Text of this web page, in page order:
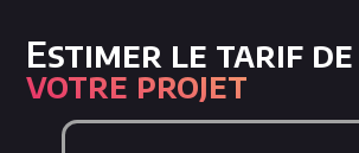
Estimer le tarif de
votre projet